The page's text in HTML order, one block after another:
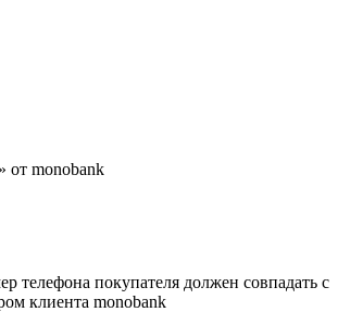
от monobank
телефона покупателя должен совпадать с
клиента monobank